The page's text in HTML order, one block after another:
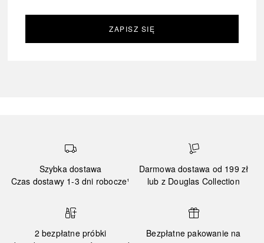
ZAPISZ SIĘ
Szybka dostawa
Czas dostawy 1-3 dni robocze¹
Darmowa dostawa od 199 zł
lub z Douglas Collection
2 bezpłatne próbki
Bezpłatne pakowanie na